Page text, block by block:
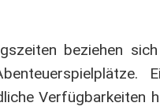
beziehen
Verfügbarkeiten